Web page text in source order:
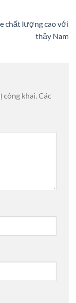
chất lượng cao với
thầy Nam
công khai.Các